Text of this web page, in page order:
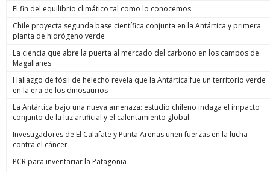
El fin del equilibrio climático tal como lo conocemos
Chile proyecta segunda base científica conjunta en la Antártica y primera
planta de hidrógeno verde
La ciencia que abre la puerta al mercado del carbono en los campos de
Magallanes
Hallazgo de fósil de helecho revela que la Antártica fue un territorio verde
en la era de los dinosaurios
La Antártica bajo una nueva amenaza: estudio chileno indaga el impacto
conjunto de la luz artificial y el calentamiento global
Investigadores de El Calafate y Punta Arenas unen fuerzas en la lucha
contra el cáncer
PCR para inventariar la Patagonia